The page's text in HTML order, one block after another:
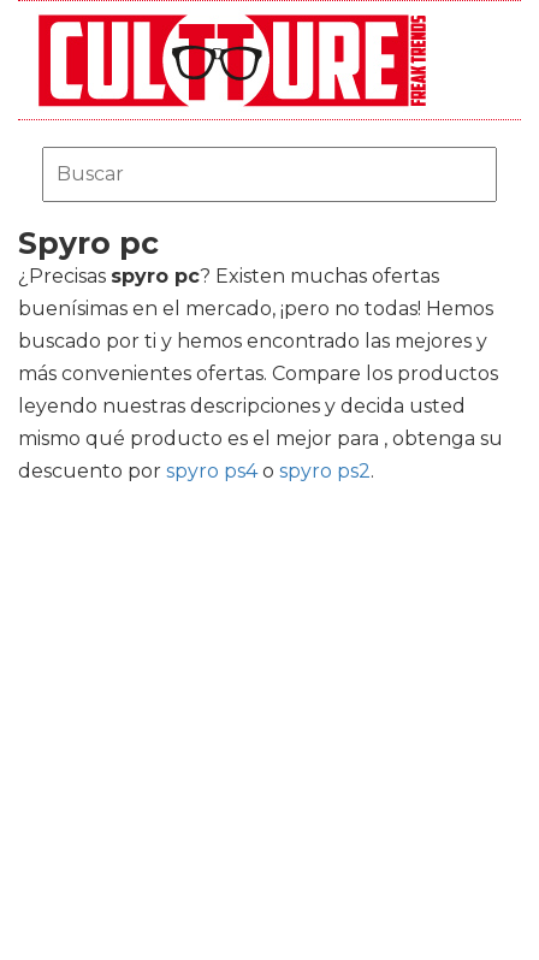
Spyro pc
¿Precisas spyro pc? Existen muchas ofertas
buenísimas en el mercado, ¡pero no todas! Hemos
buscado por ti y hemos encontrado las mejores y
más convenientes ofertas. Compare los productos
leyendo nuestras descripciones y decida usted
mismo qué producto es el mejor para , obtenga su
descuento por spyro ps4o spyro ps2.